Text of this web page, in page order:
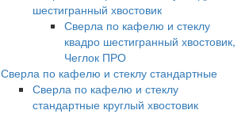
шестигранный хвостовик
Сверла по кафелю и стеклу
квадро шестигранный хвостовик,
Чеглок ПРО
Сверла по кафелю и стеклу стандартные
Сверла по кафелю и стеклу
стандартные круглый хвостовик